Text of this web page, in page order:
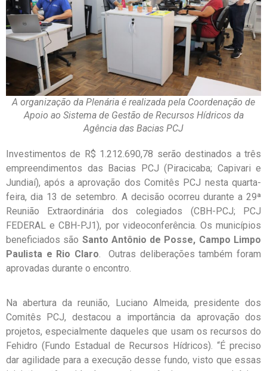
A organização da Plenária é realizada pela Coordenação de
Apoio ao Sistema de Gestão de Recursos Hídricos da
Agência das Bacias PCJ
Investimentos de R$ 1.212.690,78 serão destinados a três
empreendimentos das Bacias PCJ (Piracicaba; Capivari e
Jundiaí), após a aprovação dos Comitês PCJ nesta quarta-
feira, dia 13 de setembro. A decisão ocorreu durante a 29ª
Reunião Extraordinária dos colegiados (CBH-PCJ; PCJ
FEDERAL e CBH-PJ1), por videoconferência. Os municípios
beneficiados são Santo Antônio de Posse, Campo Limpo
Paulista e Rio Claro. Outras deliberações também foram
aprovadas durante o encontro.
Na abertura da reunião, Luciano Almeida, presidente dos
Comitês PCJ, destacou a importância da aprovação dos
projetos, especialmente daqueles que usam os recursos do
Fehidro (Fundo Estadual de Recursos Hídricos). “É preciso
dar agilidade para a execução desse fundo, visto que essas